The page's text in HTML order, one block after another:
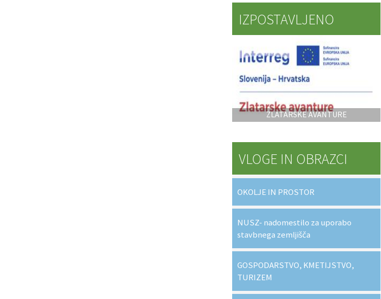
IZPOSTAVLJENO
ZLATARSKE AVANTURE
VLOGE IN OBRAZCI
OKOLJE IN PROSTOR
NUSZ- nadomestilo za uporabo
stavbnega zemljišča
GOSPODARSTVO, KMETIJSTVO,
TURIZEM